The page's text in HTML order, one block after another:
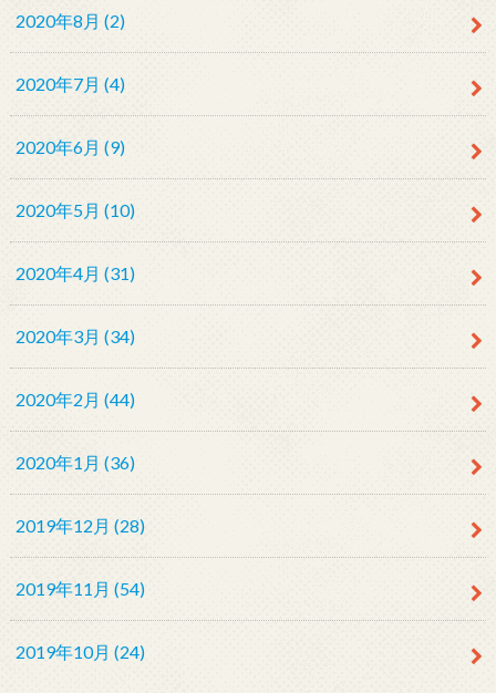
2020年8月 (2)
2020年7月 (4)
2020年6月 (9)
2020年5月 (10)
2020年4月 (31)
2020年3月 (34)
2020年2月 (44)
2020年1月 (36)
2019年12月 (28)
2019年11月 (54)
2019年10月 (24)